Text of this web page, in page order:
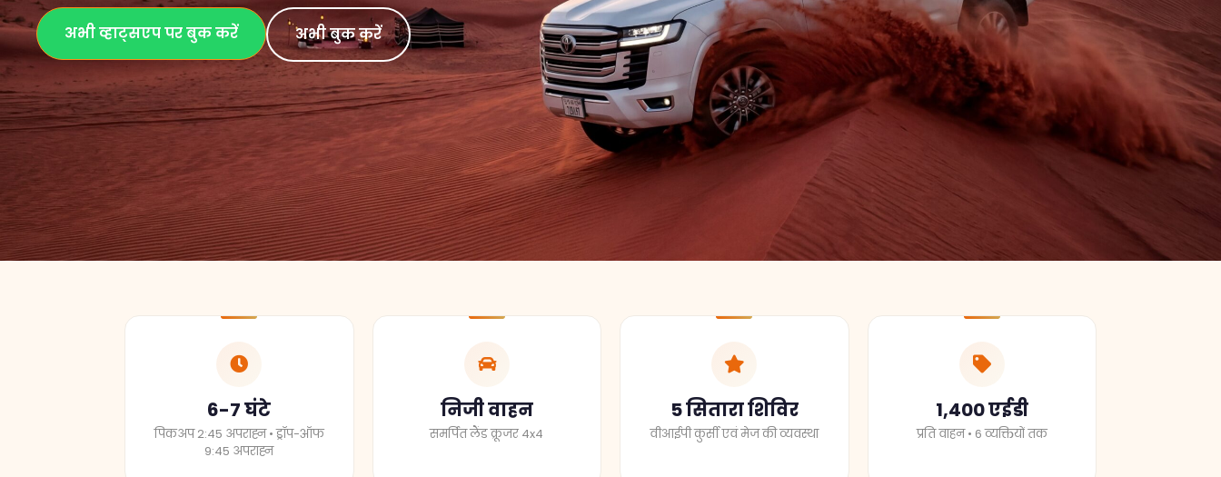
अभी व्हाट्सएप पर बुक करें अभी बुक करें
पिकअप 2:45 अपराह्न • ड्रॉप-ऑफ
9:45 अपराह्न
समर्पित लैंड क्रूजर 4x4 वीआईपी कुर्सी एवं मेज की व्यवस्था प्रति वाहन • 6 व्यक्तियों तक